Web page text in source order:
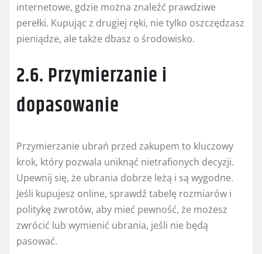
internetowe, gdzie można znaleźć prawdziwe
perełki. Kupując z drugiej ręki, nie tylko oszczędzasz
pieniądze, ale także dbasz o środowisko.
2.6. Przymierzanie i
dopasowanie
Przymierzanie ubrań przed zakupem to kluczowy
krok, który pozwala uniknąć nietrafionych decyzji.
Upewnij się, że ubrania dobrze leżą i są wygodne.
Jeśli kupujesz online, sprawdź tabelę rozmiarów i
politykę zwrotów, aby mieć pewność, że możesz
zwrócić lub wymienić ubrania, jeśli nie będą
pasować.